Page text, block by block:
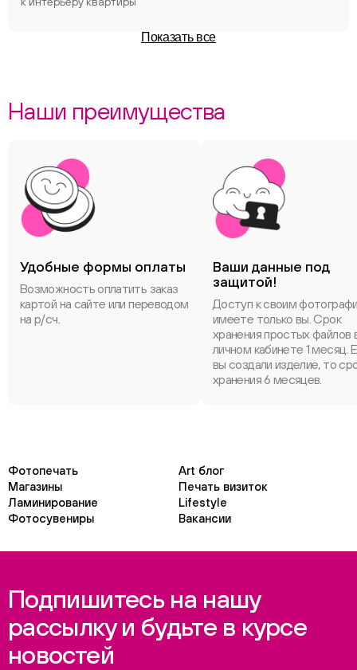
Показать все
Наши преимущества
Удобные формы оплаты
Возможность оплатить заказ
картой на сайте или переводом
на р/сч.
Ваши данные под
защитой!
Доступ к своим
имеете только вы. Срок
хранения простых файлов
личном кабинете 1 месяц.
вы создали изделие, то
хранения 6 месяцев.
Фотопечать
Art блог
Магазины
Печать визиток
Ламинирование
Lifestyle
Фотосувениры
Вакансии
Подпишитесь на нашу
рассылку и будьте в курсе
новостей